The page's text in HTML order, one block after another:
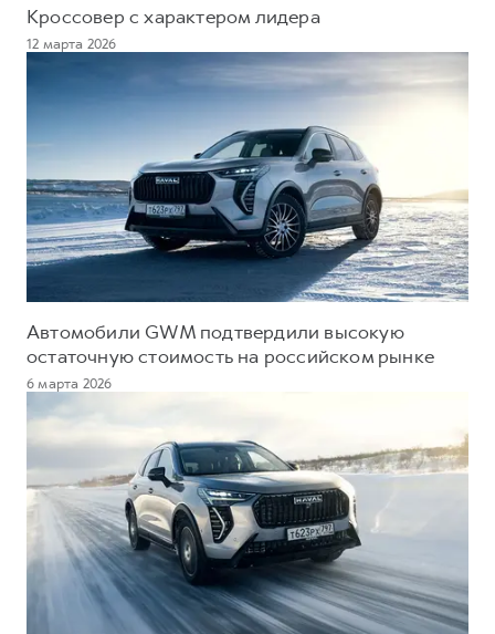
Кроссовер с характером лидера
12 марта 2026
Автомобили GWM подтвердили высокую
остаточную стоимость на российском рынке
6 марта 2026